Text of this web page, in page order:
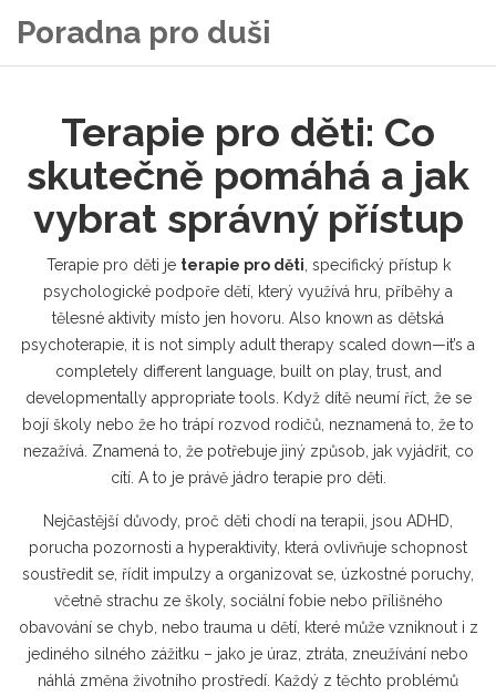
Poradna pro duši
Terapie pro děti: Co
skutečně pomáhá a jak
vybrat správný přístup
Terapie pro děti je terapie pro děti specifický přístup k
psychologické podpoře dětí, který využívá hru, příběhy a
tělesné aktivity místo jen hovoru . Also known as dětská
psychoterapie , it is not simply adult therapy scaled down—it’s a
completely different language, built on play, trust, and
developmentally appropriate tools.
Když dítě neumí říct, že se
bojí školy nebo že ho trápí rozvod rodičů, neznamená to, že to
nezažívá. Znamená to, že potřebuje jiný způsob, jak vyjádřit, co
cítí. A to je právě jádro terapie pro děti.
Nejčastější důvody, proč děti chodí na terapii, jsou ADHD
porucha pozornosti a hyperaktivity, která ovlivňuje schopnost
soustředit se, řídit impulzy a organizovat se úzkostné poruchy,
včetně strachu ze školy, sociální fobie nebo přílišného
obavování se chyb , nebo trauma u dětí, které může vzniknout i z
jediného silného zážitku – jako je úraz, ztráta, zneužívání nebo
náhlá změna životního prostředí . Každý z těchto problémů